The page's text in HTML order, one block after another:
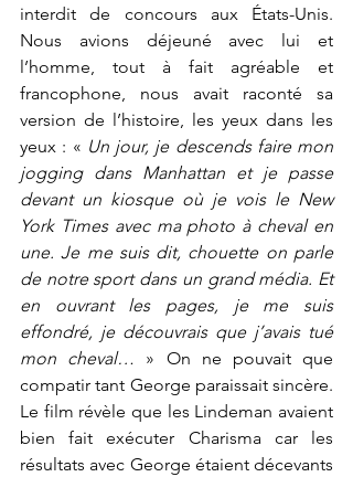
interdit de concours aux États-Unis.
Nous avions déjeuné avec lui et
l’homme, tout à fait agréable et
francophone, nous avait raconté sa
version de l’histoire, les yeux dans les
yeux : « Un jour, je descends faire mon
jogging dans Manhattan et je passe
devant un kiosque où je vois le New
York Times avec ma photo à cheval en
une. Je me suis dit, chouette on parle
de notre sport dans un grand média. Et
en ouvrant les pages, je me suis
effondré, je découvrais que j’avais tué
mon cheval…
» On ne pouvait que
compatir tant George paraissait sincère.
Le film révèle que les Lindeman avaient
bien fait exécuter Charisma car les
résultats avec George étaient décevants